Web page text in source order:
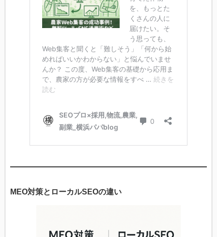
MEO対策とローカルSEOの違い